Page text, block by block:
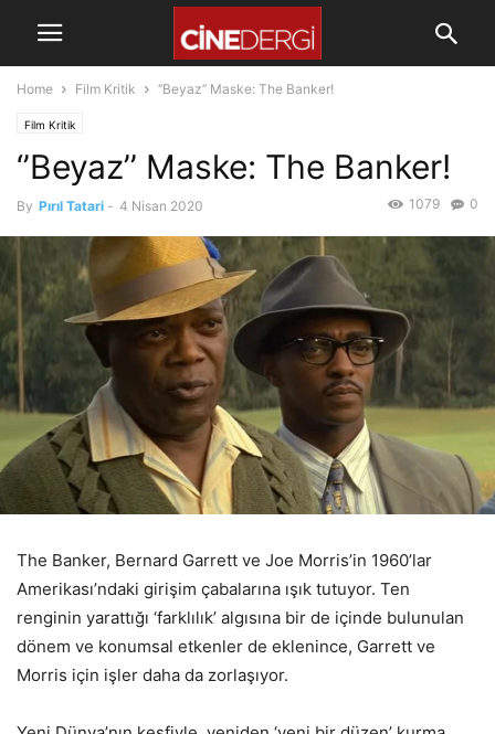
Home Film Kritik ‘’Beyaz’’ Maske: The Banker!
Film Kritik
‘’Beyaz’’ Maske: The Banker!
By Pırıl Tatari - 4 Nisan 2020 0
1079
The Banker, Bernard Garrett ve Joe Morris’in 1960’lar
Amerikası’ndaki girişim çabalarına ışık tutuyor. Ten
renginin yarattığı ‘farklılık’ algısına bir de içinde bulunulan
dönem ve konumsal etkenler de eklenince, Garrett ve
Morris için işler daha da zorlaşıyor.